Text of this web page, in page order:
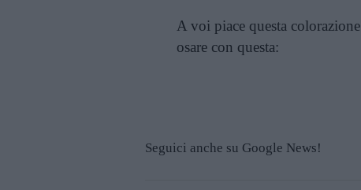
A voi piace questa
osare con questa:
Seguici anche su Google News!